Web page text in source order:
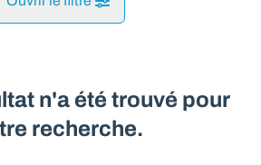
Vue de la carte
n'a été trouvé pour
recherche.